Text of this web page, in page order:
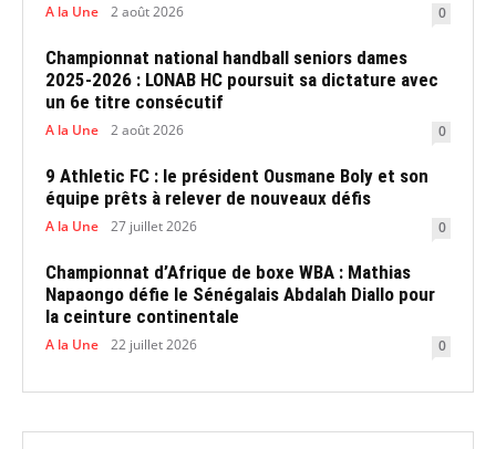
A la Une 2 août 2026 0
Championnat national handball seniors dames
2025-2026 : LONAB HC poursuit sa dictature avec
un 6e titre consécutif
A la Une 2 août 2026 0
9 Athletic FC : le président Ousmane Boly et son
équipe prêts à relever de nouveaux défis
A la Une 27 juillet 2026 0
Championnat d’Afrique de boxe WBA : Mathias
Napaongo défie le Sénégalais Abdalah Diallo pour
la ceinture continentale
A la Une 22 juillet 2026 0